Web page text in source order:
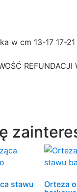
w cm 13-17 17-
REFUNDACJI
stawu
Orteza